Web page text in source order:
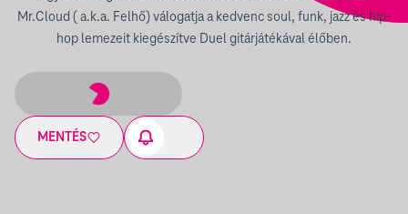
Mr.Cloud ( a.k.a. Felhő) válogatja a kedvenc soul, funk, jazz és hip-
hop lemezeit kiegészítve Duel gitárjátékával élőben.
MENTÉS